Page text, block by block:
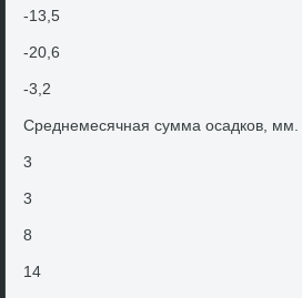
-13,5
-20,6
-3,2
Среднемесячная сумма осадков, мм.
3
3
8
14